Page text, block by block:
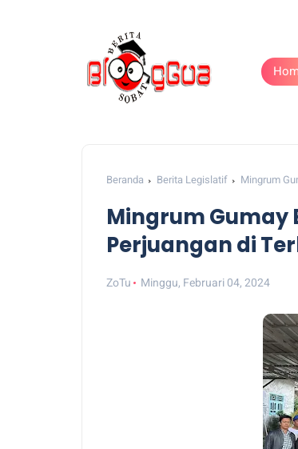
Beranda Berita Legislatif Mingrum
Mingrum Gumay
Perjuangan di
ZoTu Minggu, Februari 04, 2024